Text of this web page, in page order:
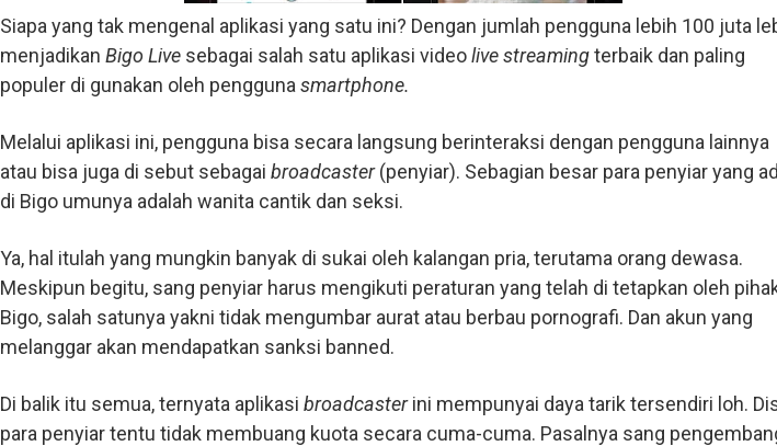
Siapa yang tak mengenal aplikasi yang satu ini? Dengan jumlah pengguna lebih 100 juta
menjadikan Bigo Live sebagai salah satu aplikasi videolive streamingterbaik dan paling
populer di gunakan oleh pengguna smartphone.
Melalui aplikasi ini, pengguna bisa secara langsung berinteraksi dengan pengguna lainnya
atau bisa juga di sebut sebagai broadcaster(penyiar). Sebagian besar para penyiar yang
di Bigo umunya adalah wanita cantik dan seksi.
Ya, hal itulah yang mungkin banyak di sukai oleh kalangan pria, terutama orang dewasa.
Meskipun begitu, sang penyiar harus mengikuti peraturan yang telah di tetapkan oleh
Bigo, salah satunya yakni tidak mengumbar aurat atau berbau pornografi. Dan akun yang
melanggar akan mendapatkan sanksi banned.
Di balik itu semua, ternyata aplikasi broadcasterini mempunyai daya tarik tersendiri loh.
para penyiar tentu tidak membuang kuota secara cuma-cuma. Pasalnya sang